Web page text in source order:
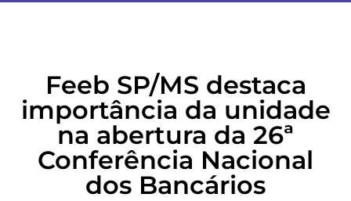
Feeb SP/MS destaca
importância da unidade
na abertura da 26ª
Conferência Nacional
dos Bancários